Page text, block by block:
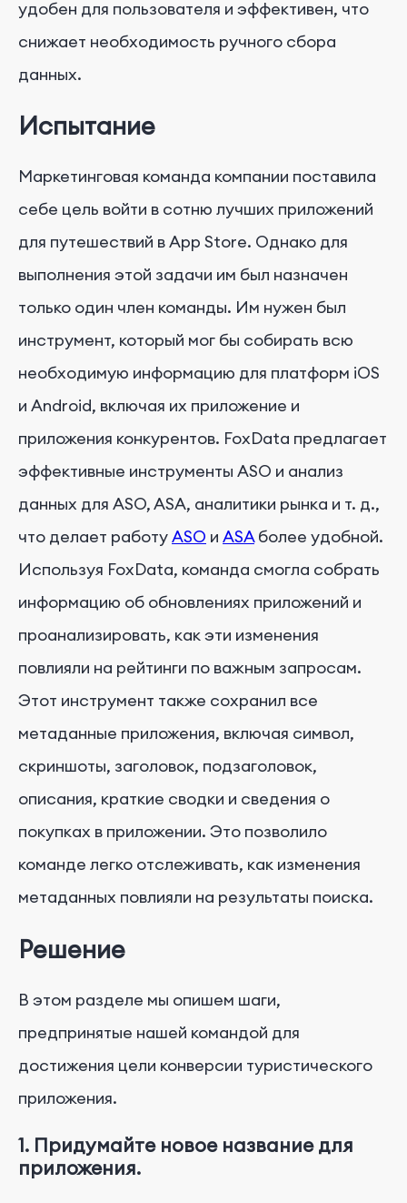
удобен для пользователя и эффективен, что
снижает необходимость ручного сбора
данных.
Испытание
Маркетинговая команда компании поставила
себе цель войти в сотню лучших приложений
для путешествий в App Store. Однако для
выполнения этой задачи им был назначен
только один член команды. Им нужен был
инструмент, который мог бы собирать всю
необходимую информацию для платформ iOS
и Android, включая их приложение и
приложения конкурентов. FoxData предлагает
эффективные инструменты ASO и анализ
данных для ASO, ASA, аналитики рынка и т. д.,
что делает работуASO и ASAболее удобной.
Используя FoxData, команда смогла собрать
информацию об обновлениях приложений и
проанализировать, как эти изменения
повлияли на рейтинги по важным запросам.
Этот инструмент также сохранил все
метаданные приложения, включая символ,
скриншоты, заголовок, подзаголовок,
описания, краткие сводки и сведения о
покупках в приложении. Это позволило
команде легко отслеживать, как изменения
метаданных повлияли на результаты поиска.
Решение
В этом разделе мы опишем шаги,
предпринятые нашей командой для
достижения цели конверсии туристического
приложения.
1. Придумайте новое название для
приложения.